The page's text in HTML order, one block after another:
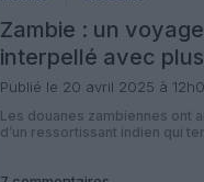
Zambie : un
interpellé avec
dollars en espèces
Publié le 20 avril 2025 à
Les douanes zambiennes ont
d’un ressortissant indien qui
et en or, à l’aéroport